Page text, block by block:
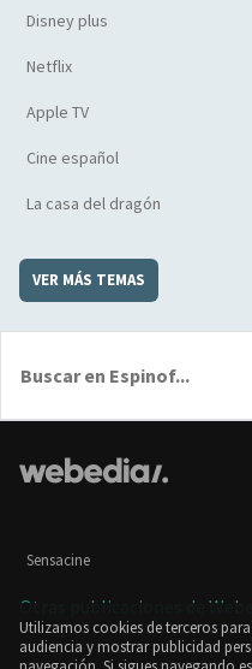
Disney plus
Netflix
Apple TV
Cine español
La casa del dragón
VER MÁS TEMAS
Sensacine
Otras publicaciones de
Utilizamos cookies de terceros
audiencia y mostrar publicidad